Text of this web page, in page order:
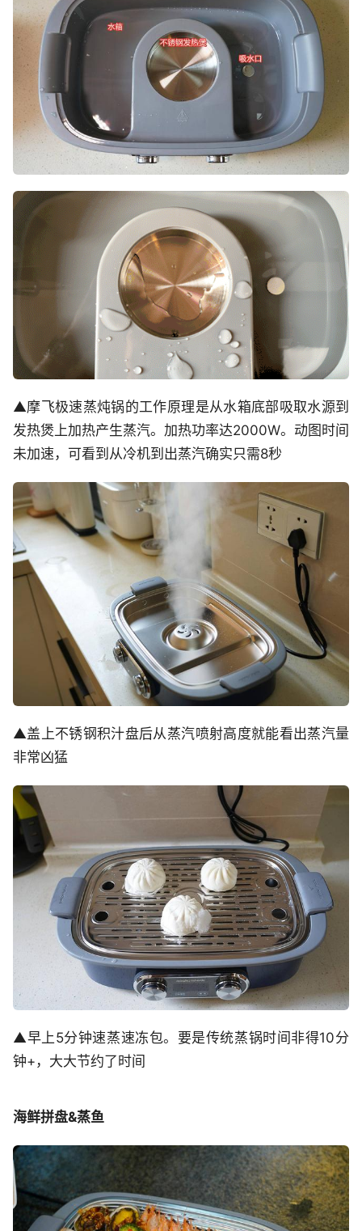
▲摩飞极速蒸炖锅的工作原理是从水箱底部吸取水源到
发热煲上加热产生蒸汽。加热功率达2000W。动图时间
未加速，可看到从冷机到出蒸汽确实只需8秒
▲盖上不锈钢积汁盘后从蒸汽喷射高度就能看出蒸汽量
非常凶猛
▲早上5分钟速蒸速冻包。要是传统蒸锅时间非得10分
钟+，大大节约了时间
海鲜拼盘&蒸鱼